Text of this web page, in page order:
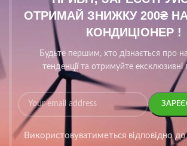
ОТРИМАЙ ЗНИЖКУ 200₴
КОНДИЦІОНЕР !
Будьте першим, хто дізнається про
тенденції та отримуйте ексклюзивні
Використовуватиметься відповідно